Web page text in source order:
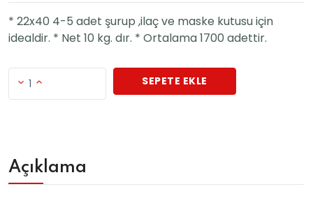
* 22x40 4-5 adet şurup ,ilaç ve maske kutusu için
idealdir. * Net 10 kg. dır. * Ortalama 1700 adettir.
1 SEPETE EKLE
Açıklama